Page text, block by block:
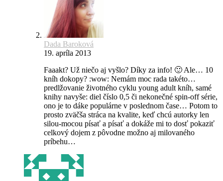
Dada Baroková
19. apríla 2013
Faaakt? Už niečo aj vyšlo? Díky za info! 🙂 Ale… 10
kníh dokopy? :wow: Nemám moc rada takéto…
predlžovanie životného cyklu young adult kníh, samé
knihy navyše: diel číslo 0,5 či nekonečné spin-off série,
ono je to dáke populárne v poslednom čase… Potom to
prosto zväčša stráca na kvalite, keď chcú autorky len
silou-mocou písať a písať a dokáže mi to dosť pokaziť
celkový dojem z pôvodne možno aj milovaného
príbehu…